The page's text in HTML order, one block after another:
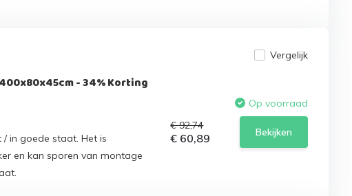
- 34% Korting
in goede staat. Het is
en kan sporen van montage
Vergelijk
Op voorraad
€ 92,74
€ 60,89 Bekijken